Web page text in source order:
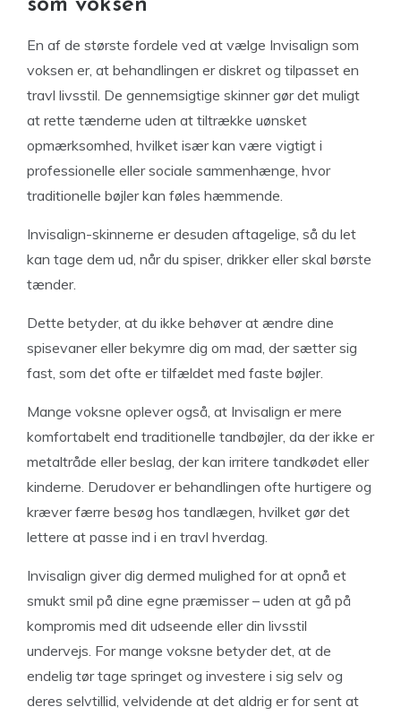
som voksen
En af de største fordele ved at vælge Invisalign som
voksen er, at behandlingen er diskret og tilpasset en
travl livsstil. De gennemsigtige skinner gør det muligt
at rette tænderne uden at tiltrække uønsket
opmærksomhed, hvilket især kan være vigtigt i
professionelle eller sociale sammenhænge, hvor
traditionelle bøjler kan føles hæmmende.
Invisalign-skinnerne er desuden aftagelige, så du let
kan tage dem ud, når du spiser, drikker eller skal børste
tænder.
Dette betyder, at du ikke behøver at ændre dine
spisevaner eller bekymre dig om mad, der sætter sig
fast, som det ofte er tilfældet med faste bøjler.
Mange voksne oplever også, at Invisalign er mere
komfortabelt end traditionelle tandbøjler, da der ikke er
metaltråde eller beslag, der kan irritere tandkødet eller
kinderne. Derudover er behandlingen ofte hurtigere og
kræver færre besøg hos tandlægen, hvilket gør det
lettere at passe ind i en travl hverdag.
Invisalign giver dig dermed mulighed for at opnå et
smukt smil på dine egne præmisser – uden at gå på
kompromis med dit udseende eller din livsstil
undervejs. For mange voksne betyder det, at de
endelig tør tage springet og investere i sig selv og
deres selvtillid, velvidende at det aldrig er for sent at